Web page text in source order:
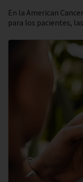
En la American
para los pacientes,